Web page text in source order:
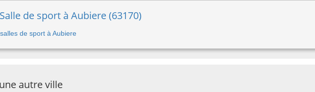
de sport à Aubiere (63170)
de sport à Aubiere
autre ville